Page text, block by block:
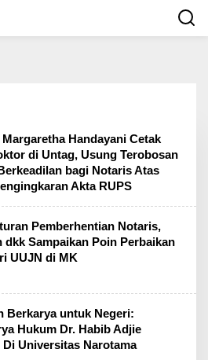
Margaretha Handayani Cetak
di Untag, Usung Terobosan
bagi Notaris Atas
Akta RUPS
Pemberhentian Notaris,
dkk Sampaikan Poin Perbaikan
UUJN di MK
Berkarya untuk Negeri:
Hukum Dr. Habib Adjie
Di Universitas Narotama